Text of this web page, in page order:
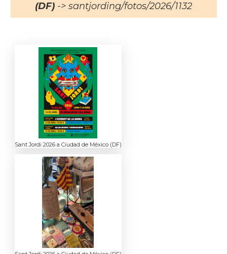
(DF) -> santjording/fotos/2026/1132
Sant Jordi 2026 a Ciudad de México (DF)